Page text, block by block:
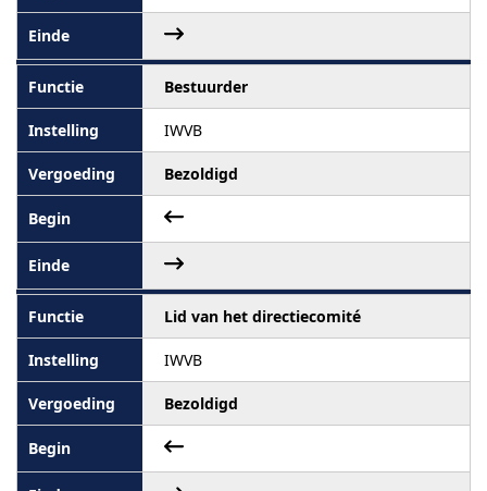
Bestuurder
IWVB
Bezoldigd
Lid van het directiecomité
IWVB
Bezoldigd